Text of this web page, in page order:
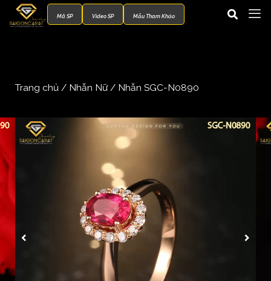
Mã SP Video SP Mẫu Tham Khảo
Trang chủ / Nhẫn Nữ/ Nhẫn SGC-N0890